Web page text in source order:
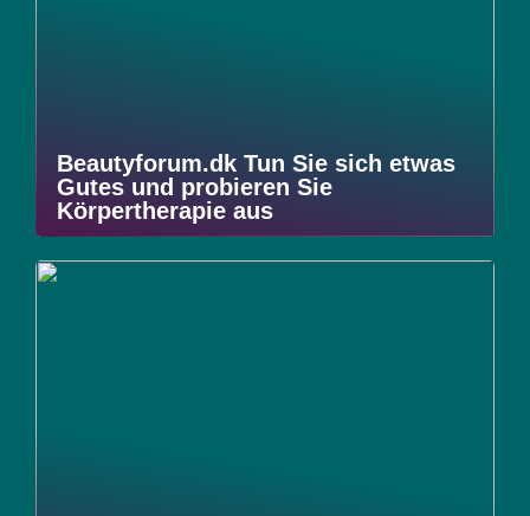
Beautyforum.dk Tun Sie sich etwas
Gutes und probieren Sie
Körpertherapie aus